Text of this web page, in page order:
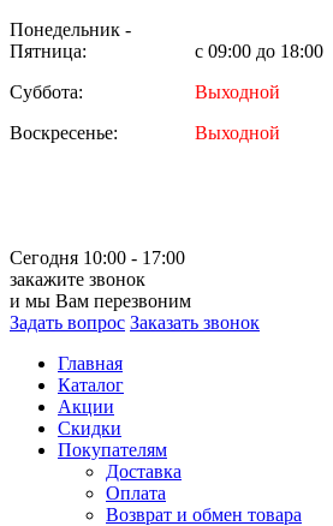
Понедельник -
Пятница:
с 09:00 до 18:00
Суббота:
Выходной
Воскресенье:
Выходной
Сегодня 10:00 - 17:00
закажите звонок
и мы Вам перезвоним
Задать вопрос Заказать звонок
Главная
Каталог
Акции
Скидки
Покупателям
Доставка
Оплата
Возврат и обмен товара